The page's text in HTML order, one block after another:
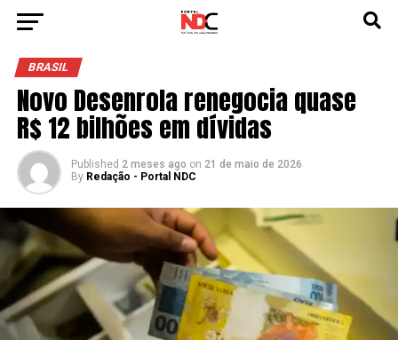
BRASIL
Novo Desenrola renegocia quase
R$ 12 bilhões em dívidas
Published 2 meses ago on 21 de maio de 2026
By Redação - Portal NDC